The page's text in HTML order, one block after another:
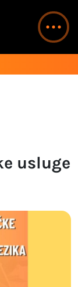
usluge